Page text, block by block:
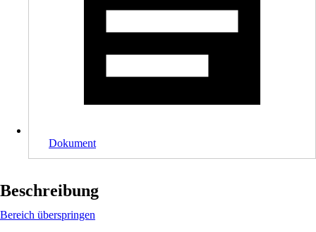
Dokument
Beschreibung
Bereich überspringen